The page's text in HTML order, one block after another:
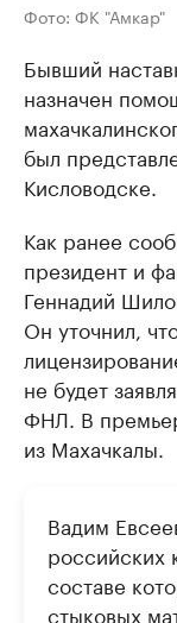
Фото: ФК "Амкар"
Бывший
назначен
был
Кисловодске.
Как ранее
президент и
Геннадий
Он уточнил,
не будет
ФНЛ. В
из Махачкалы.
Вадим
российских
составе
стыковых